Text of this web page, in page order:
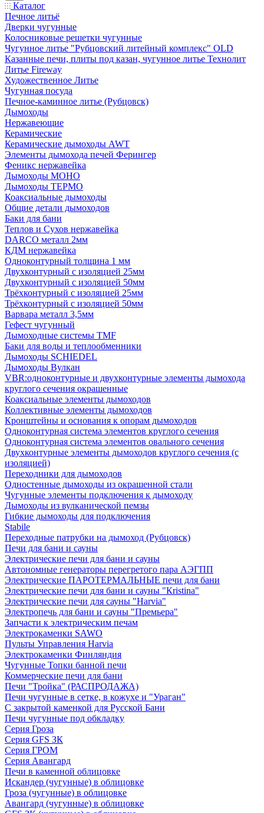
Каталог
Печное литьё
Дверки чугунные
Колосниковые решетки чугунные
Чугунное литье "Рубцовский литейный комплекс" OLD
Казанные печи, плиты под казан, чугунное литье Технолит
Литье Fireway
Художественное Литье
Чугунная посуда
Печное-каминное литье (Рубцовск)
Дымоходы
Нержавеющие
Керамические
Керамические дымоходы AWT
Элементы дымохода печей Ферингер
Феникс нержавейка
Дымоходы МОНО
Дымоходы ТЕРМО
Коаксиальные дымоходы
Общие детали дымоходов
Баки для бани
Теплов и Сухов нержавейка
DARCO металл 2мм
КДМ нержавейка
Одноконтурный толщина 1 мм
Двухконтурный с изоляцией 25мм
Двухконтурный с изоляцией 50мм
Трёхконтурный с изоляцией 25мм
Трёхконтурный с изоляцией 50мм
Варвара металл 3,5мм
Гефест чугунный
Дымоходные системы TMF
Баки для воды и теплообменники
Дымоходы SCHIEDEL
Дымоходы Вулкан
VBR:одноконтурные и двухконтурные элементы дымохода
круглого сечения окрашенные
Коаксиальные элементы дымоходов
Коллективные элементы дымоходов
Кронштейны и основания к опорам дымоходов
Одноконтурная система элементов круглого сечения
Одноконтурная система элементов овального сечения
Двухконтурные элементы дымоходов круглого сечения (с
изоляцией)
Переходники для дымоходов
Одностенные дымоходы из окрашенной стали
Чугунные элементы подключения к дымоходу
Дымоходы из вулканической пемзы
Гибкие дымоходы для подключения
Stabile
Переходные патрубки на дымоход (Рубцовск)
Печи для бани и сауны
Электрические печи для бани и сауны
Автономные генераторы перегретого пара АЭГПП
Электрические ПАРОТЕРМАЛЬНЫЕ печи для бани
Электрические печи для бани и сауны "Кristina"
Электрические печи для сауны "Harvia"
Электропечь для бани и сауны "Премьера"
Запчасти к электрическим печам
Электрокаменки SAWO
Пульты Управления Harvia
Электрокаменки Финляндия
Чугунные Топки банной печи
Коммерческие печи для бани
Печи "Тройка" (РАСПРОДАЖА)
Печи чугунные в сетке, в кожухе и "Ураган"
С закрытой каменкой для Русской Бани
Печи чугунные под обкладку
Серия Гроза
Серия GFS ЗК
Серия ГРОМ
Серия Авангард
Печи в каменной облицовке
Искандер (чугунные) в облицовке
Гроза (чугунные) в облицовке
Авангард (чугунные) в облицовке